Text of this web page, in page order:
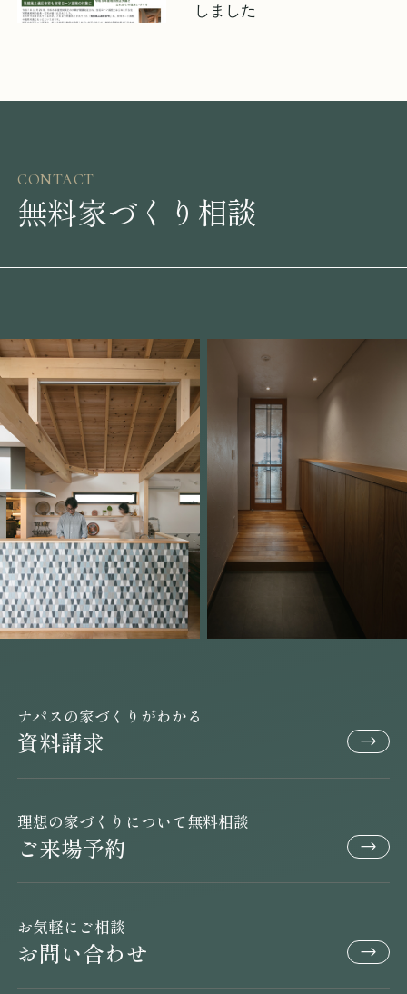
しました
CONTACT
無料家づくり相談
ナパスの家づくりがわかる
資料請求
理想の家づくりについて無料相談
ご来場予約
お気軽にご相談
お問い合わせ